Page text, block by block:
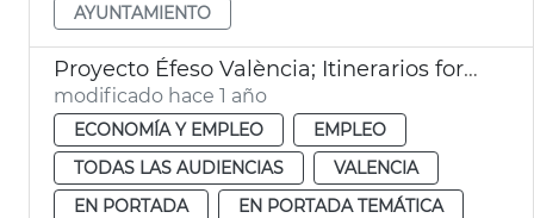
AYUNTAMIENTO
Proyecto Éfeso València; Itinerarios formativos
modificado hace 1 año
ECONOMÍA Y EMPLEO
EMPLEO
TODAS LAS AUDIENCIAS
VALENCIA
EN PORTADA
EN PORTADA TEMÁTICA